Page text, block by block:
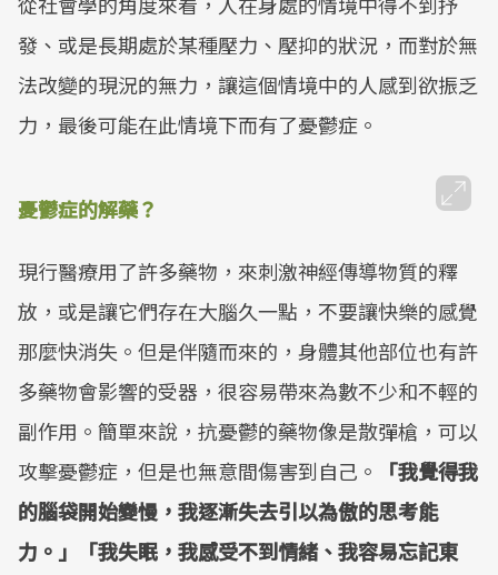
發、或是長期處於某種壓力、壓抑的狀況，而對於無
法改變的現況的無力，讓這個情境中的人感到欲振乏
力，最後可能在此情境下而有了憂鬱症。
憂鬱症的解藥？
現行醫療用了許多藥物，來刺激神經傳導物質的釋
放，或是讓它們存在大腦久一點，不要讓快樂的感覺
那麼快消失。但是伴隨而來的，身體其他部位也有許
多藥物會影響的受器，很容易帶來為數不少和不輕的
副作用。簡單來說，抗憂鬱的藥物像是散彈槍，可以
攻擊憂鬱症，但是也無意間傷害到自己。
「我覺得我
的腦袋開始變慢，我逐漸失去引以為傲的思考能
力。」「我失眠，我感受不到情緒、我容易忘記東